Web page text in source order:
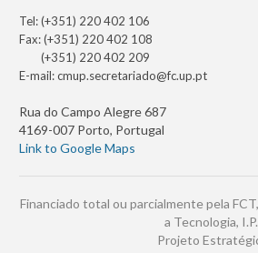
Tel: (+351) 220 402 106
Fax: (+351) 220 402 108
(+351) 220 402 209
E-mail:cmup.secretariado@fc.up.pt
Rua do Campo Alegre 687
4169-007 Porto, Portugal
Link to Google Maps
Financiado total ou parcialmente pela
a Tecnologia,
Projeto